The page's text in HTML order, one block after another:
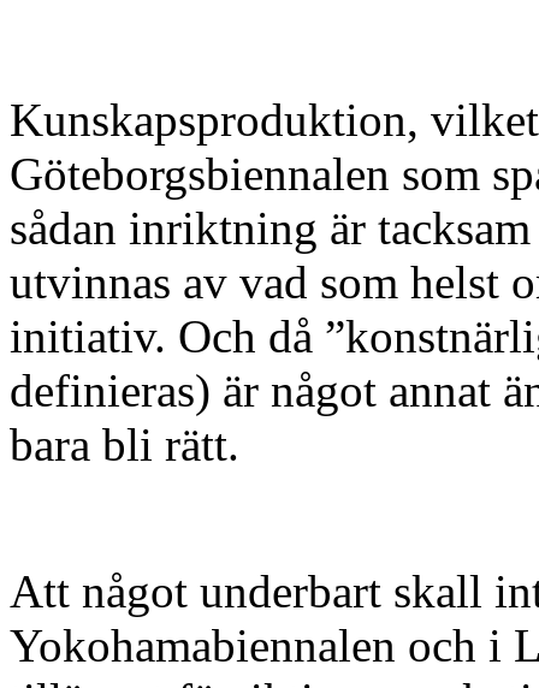
Kunskapsproduktion,
Göteborgsbiennalen som
sådan inriktning är
utvinnas av vad som helst
initiativ. Och då
definieras) är något annat
bara bli rätt.
Att något underbart skall
Yokohamabiennalen och i